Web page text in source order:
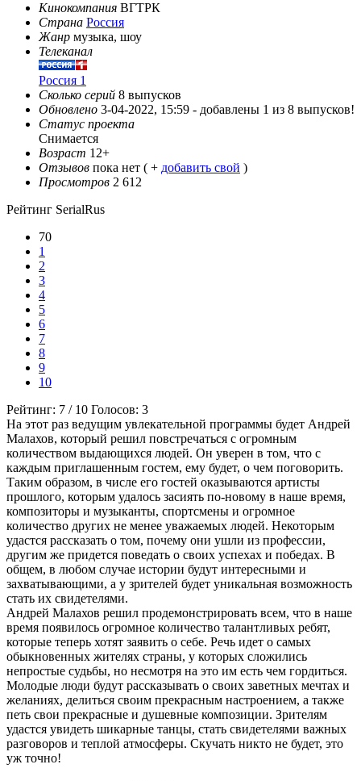
Кинокомпания ВГТРК
Страна Россия
Жанр музыка, шоу
Телеканал
Россия 1
Сколько серий 8 выпусков
Обновлено 3-04-2022, 15:59 - добавлены 1 из 8 выпусков!
Статус проекта
Снимается
Возраст 12+
Отзывов пока нет ( + добавить свой )
Просмотров 2 612
Рейтинг SerialRus
70
1
2
3
4
5
6
7
8
9
10
Рейтинг: 7 / 10 Голосов: 3
На этот раз ведущим увлекательной программы будет Андрей
Малахов, который решил повстречаться с огромным
количеством выдающихся людей. Он уверен в том, что с
каждым приглашенным гостем, ему будет, о чем поговорить.
Таким образом, в числе его гостей оказываются артисты
прошлого, которым удалось засиять по-новому в наше время,
композиторы и музыканты, спортсмены и огромное
количество других не менее уважаемых людей. Некоторым
удастся рассказать о том, почему они ушли из профессии,
другим же придется поведать о своих успехах и победах. В
общем, в любом случае истории будут интересными и
захватывающими, а у зрителей будет уникальная возможность
стать их свидетелями.
Андрей Малахов решил продемонстрировать всем, что в наше
время появилось огромное количество талантливых ребят,
которые теперь хотят заявить о себе. Речь идет о самых
обыкновенных жителях страны, у которых сложились
непростые судьбы, но несмотря на это им есть чем гордиться.
Молодые люди будут рассказывать о своих заветных мечтах и
желаниях, делиться своим прекрасным настроением, а также
петь свои прекрасные и душевные композиции. Зрителям
удастся увидеть шикарные танцы, стать свидетелями важных
разговоров и теплой атмосферы. Скучать никто не будет, это
уж точно!